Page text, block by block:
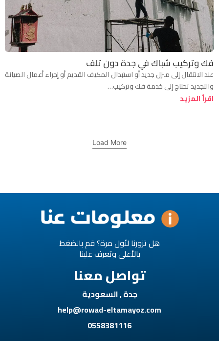
فك وتركيب شباك في جدة دون تلف
عند الانتقال إلى منزل جديد أو استبدال المكيف القديم أو إجراء أعمال الصيانة
والتجديد تحتاج إلى خدمة فك وتركيب…
اقرأ المزيد
Load More
هل تزورنا لأول مرة؟ قم بالضغط
بالأعلى وتعرف علينا
تواصل معنا
جدة , السعودية
help@rowad-eltamayoz.com
0558381116